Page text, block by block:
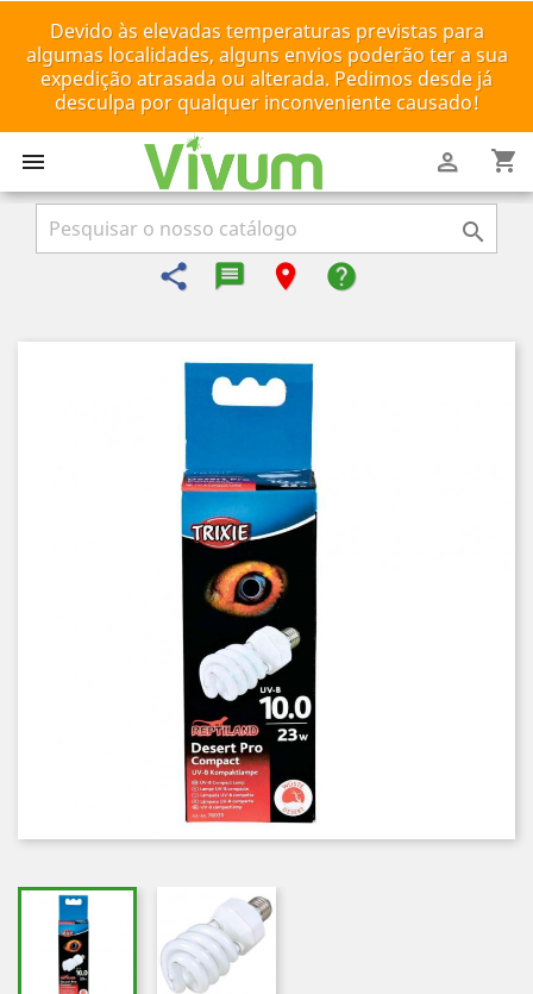
Devido às elevadas temperaturas previstas para
algumas localidades, alguns envios poderão ter a sua
expedição atrasada ou alterada. Pedimos desde já
desculpa por qualquer inconveniente causado!
 shopping_cart


share message-reply-text
room help